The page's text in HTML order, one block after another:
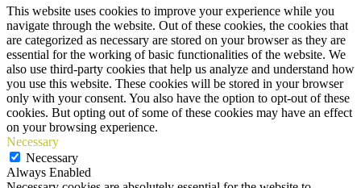
This website uses cookies to improve your experience while you
navigate through the website. Out of these cookies, the cookies that
are categorized as necessary are stored on your browser as they are
essential for the working of basic functionalities of the website. We
also use third-party cookies that help us analyze and understand how
you use this website. These cookies will be stored in your browser
only with your consent. You also have the option to opt-out of these
cookies. But opting out of some of these cookies may have an effect
on your browsing experience.
Necessary
Necessary
Always Enabled